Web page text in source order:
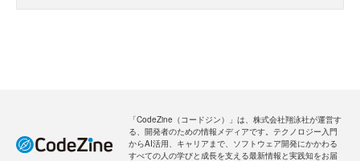
「CodeZine（コードジン）」は、株式会社翔泳社が運営す
る、開発者のための情報メディアです。テクノロジー入門
からAI活用、キャリアまで、ソフトウェア開発にかかわる
すべての人の学びと成長を支える最新情報と実践知をお届